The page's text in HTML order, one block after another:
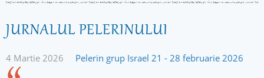
JURNALUL PELERINULUI
4 Martie 2026 Pelerin grup Israel 21 - 28 februarie 2026